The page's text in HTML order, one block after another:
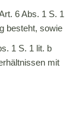
6 Abs. 1 S. 1
besteht, sowie
1 S. 1 lit. b
mit